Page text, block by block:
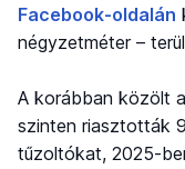
Facebook-oldalán
négyzetméter –
A korábban közölt
szinten riasztották
tűzoltókat, 2025-